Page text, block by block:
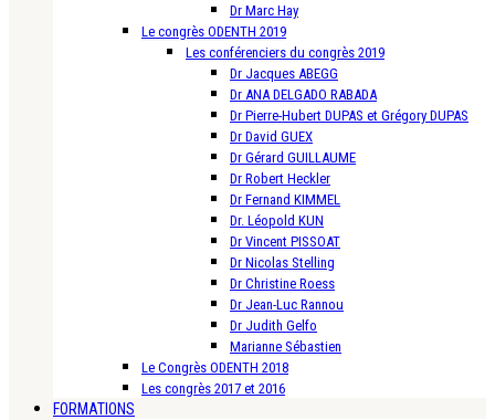
Dr Marc Hay
Le congrès ODENTH 2019
Les conférenciers du congrès 2019
Dr Jacques ABEGG
Dr ANA DELGADO RABADA
Dr Pierre-Hubert DUPAS et Grégory DUPAS
Dr David GUEX
Dr Gérard GUILLAUME
Dr Robert Heckler
Dr Fernand KIMMEL
Dr. Léopold KUN
Dr Vincent PISSOAT
Dr Nicolas Stelling
Dr Christine Roess
Dr Jean-Luc Rannou
Dr Judith Gelfo
Marianne Sébastien
Le Congrès ODENTH 2018
Les congrès 2017 et 2016
FORMATIONS